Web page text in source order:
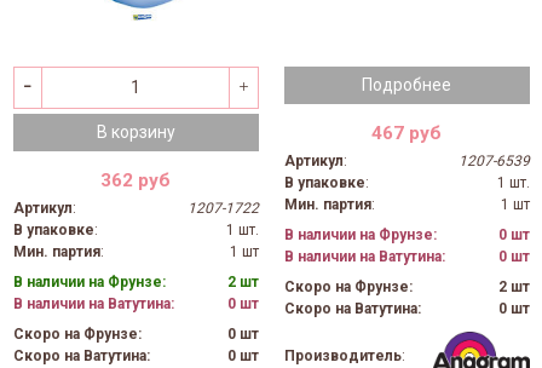
В корзину
362 руб
Артикул:
1207-1722
В упаковке:
1 шт.
Мин. партия:
1 шт
В наличии на Фрунзе:
2 шт
В наличии на Ватутина:
0 шт
Скоро на Фрунзе:
0 шт
Скоро на Ватутина:
0 шт
Подробнее
467 руб
Артикул:
1207-6539
В упаковке:
1 шт.
Мин. партия:
1 шт
В наличии на Фрунзе:
0 шт
В наличии на Ватутина:
0 шт
Скоро на Фрунзе:
2 шт
Скоро на Ватутина:
0 шт
Производитель: